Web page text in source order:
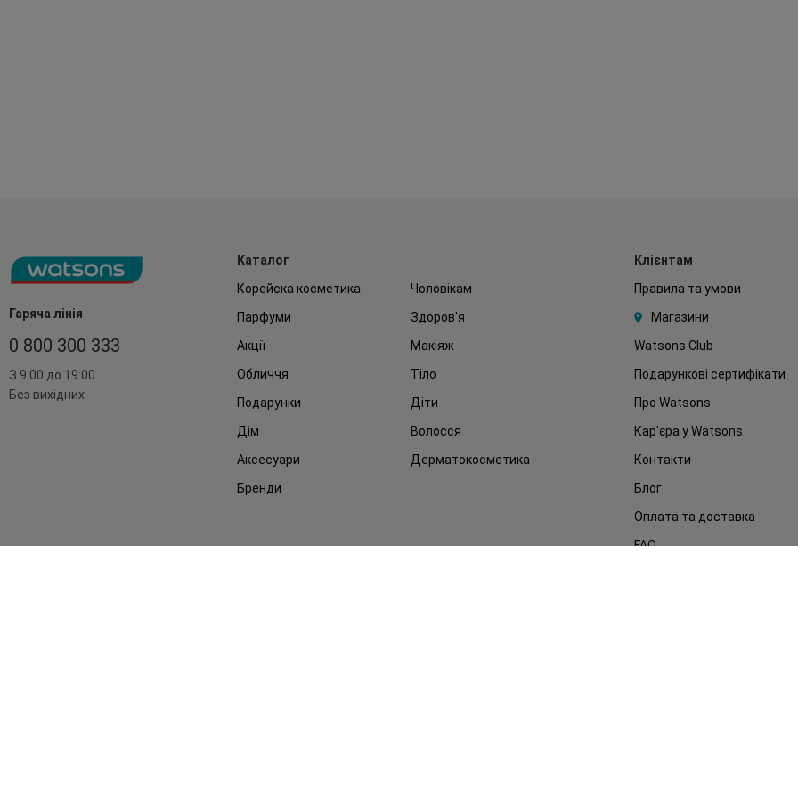
Гаряча лінія
0 800 300 333
З 9:00 до 19:00
Без вихідних
Каталог
Корейска косметика
Чоловікам
Парфуми
Здоров'я
Акції
Макіяж
Обличчя
Тіло
Подарунки
Діти
Дім
Волосся
Аксесуари
Дерматокосметика
Бренди
Клієнтам
Правила та умови
Магазини
Watsons Club
Подарункові сертифікати
Про Watsons
Кар'єра у Watsons
Контакти
Блог
Оплата та доставка
FAQ